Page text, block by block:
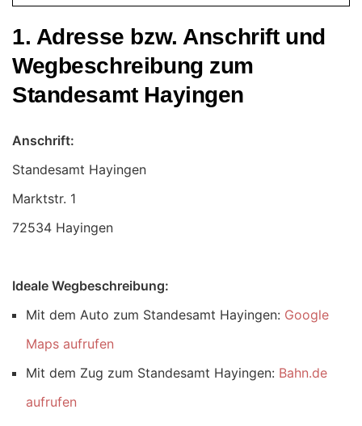
1. Adresse bzw. Anschrift und
Wegbeschreibung zum
Standesamt Hayingen
Anschrift:
Standesamt Hayingen
72534 Hayingen
Ideale Wegbeschreibung:
Mit dem Auto zum Standesamt Hayingen: Google
Maps aufrufen
Mit dem Zug zum Standesamt Hayingen: Bahn.de
aufrufen